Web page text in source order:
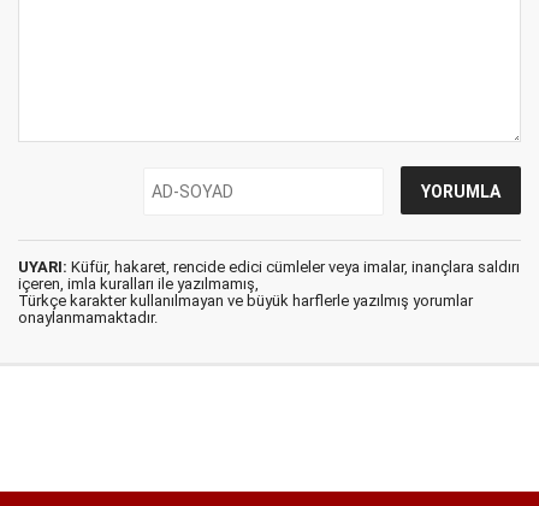
UYARI: Küfür, hakaret, rencide edici cümleler veya imalar, inançlara saldırı
içeren, imla kuralları ile yazılmamış,
Türkçe karakter kullanılmayan ve büyük harflerle yazılmış yorumlar
onaylanmamaktadır.